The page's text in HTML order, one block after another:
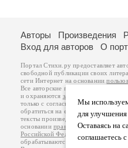
Мы
для
Оставаясь на
соглашаетесь
Авторы Произведения
Вход для авторов
О
Портал Стихи.ру предоставляет
свободной публикации своих
сети Интернет на основании
Все авторские права на
и охраняются законом
.
только с согласия его автора, к
обратиться на его авторской
тексты произведений авторы несут
основанииправил публикациии
Российской Федерации
обрабатываются на основании